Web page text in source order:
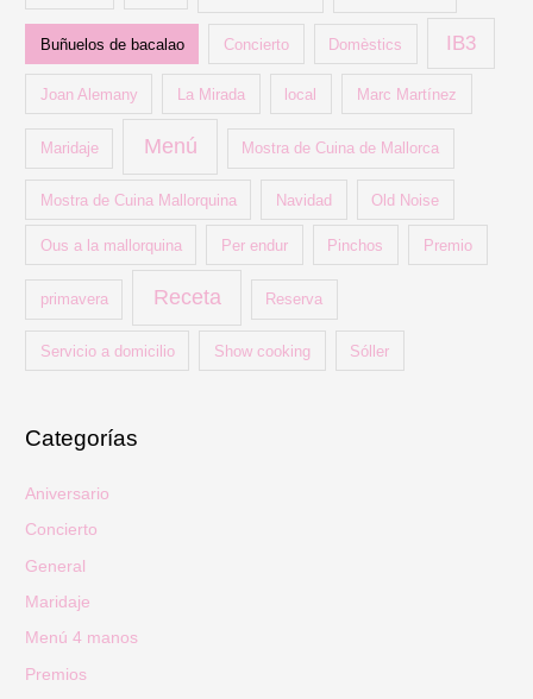
Buñuelos de bacalao Concierto Domèstics IB3
Joan Alemany La Mirada local Marc Martínez
Maridaje Menú Mostra de Cuina de Mallorca
Mostra de Cuina Mallorquina Navidad Old Noise
Ous a la mallorquina Per endur Pinchos Premio
primavera Receta Reserva
Servicio a domicilio Show cooking Sóller
Categorías
Aniversario
Concierto
General
Maridaje
Menú 4 manos
Premios